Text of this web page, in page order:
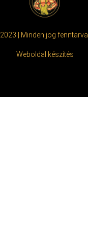
2023 | Minden jog fenntarva.
Weboldal készítés